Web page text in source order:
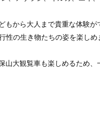
から大人まで貴重な体験が
性の生き物たちの姿を楽し
大観覧車も楽しめるため、